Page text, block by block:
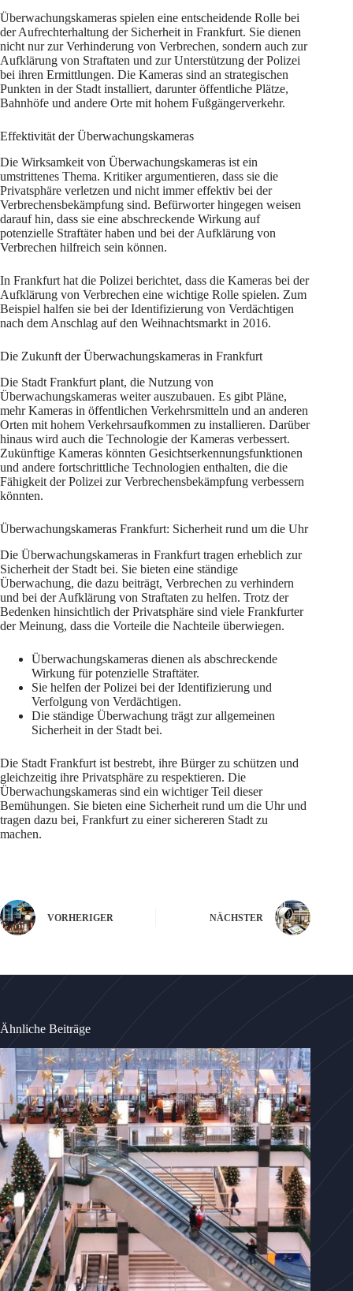
Überwachungskameras spielen eine entscheidende Rolle bei
der Aufrechterhaltung der Sicherheit in Frankfurt. Sie dienen
nicht nur zur Verhinderung von Verbrechen, sondern auch zur
Aufklärung von Straftaten und zur Unterstützung der Polizei
bei ihren Ermittlungen. Die Kameras sind an strategischen
Punkten in der Stadt installiert, darunter öffentliche Plätze,
Bahnhöfe und andere Orte mit hohem Fußgängerverkehr.
Effektivität der Überwachungskameras
Die Wirksamkeit von Überwachungskameras ist ein
umstrittenes Thema. Kritiker argumentieren, dass sie die
Privatsphäre verletzen und nicht immer effektiv bei der
Verbrechensbekämpfung sind. Befürworter hingegen weisen
darauf hin, dass sie eine abschreckende Wirkung auf
potenzielle Straftäter haben und bei der Aufklärung von
Verbrechen hilfreich sein können.
In Frankfurt hat die Polizei berichtet, dass die Kameras bei der
Aufklärung von Verbrechen eine wichtige Rolle spielen. Zum
Beispiel halfen sie bei der Identifizierung von Verdächtigen
nach dem Anschlag auf den Weihnachtsmarkt in 2016.
Die Zukunft der Überwachungskameras in Frankfurt
Die Stadt Frankfurt plant, die Nutzung von
Überwachungskameras weiter auszubauen. Es gibt Pläne,
mehr Kameras in öffentlichen Verkehrsmitteln und an anderen
Orten mit hohem Verkehrsaufkommen zu installieren. Darüber
hinaus wird auch die Technologie der Kameras verbessert.
Zukünftige Kameras könnten Gesichtserkennungsfunktionen
und andere fortschrittliche Technologien enthalten, die die
Fähigkeit der Polizei zur Verbrechensbekämpfung verbessern
könnten.
Überwachungskameras Frankfurt: Sicherheit rund um die Uhr
Die Überwachungskameras in Frankfurt tragen erheblich zur
Sicherheit der Stadt bei. Sie bieten eine ständige
Überwachung, die dazu beiträgt, Verbrechen zu verhindern
und bei der Aufklärung von Straftaten zu helfen. Trotz der
Bedenken hinsichtlich der Privatsphäre sind viele Frankfurter
der Meinung, dass die Vorteile die Nachteile überwiegen.
Überwachungskameras dienen als abschreckende
Wirkung für potenzielle Straftäter.
Sie helfen der Polizei bei der Identifizierung und
Verfolgung von Verdächtigen.
Die ständige Überwachung trägt zur allgemeinen
Sicherheit in der Stadt bei.
Die Stadt Frankfurt ist bestrebt, ihre Bürger zu schützen und
gleichzeitig ihre Privatsphäre zu respektieren. Die
Überwachungskameras sind ein wichtiger Teil dieser
Bemühungen. Sie bieten eine Sicherheit rund um die Uhr und
tragen dazu bei, Frankfurt zu einer sichereren Stadt zu
machen.
VORHERIGER NÄCHSTER
Ähnliche Beiträge